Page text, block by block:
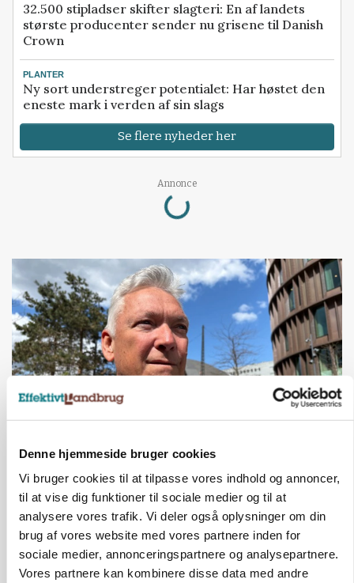
Denne hjemmeside bruger cookies
Vi bruger cookies til at tilpasse vores indhold og annoncer,
til at vise dig funktioner til sociale medier og til at
analysere vores trafik. Vi deler også oplysninger om din
brug af vores website med vores partnere inden for
sociale medier, annonceringspartnere og analysepartnere.
Vores partnere kan kombinere disse data med andre
32.500 stipladser skifter slagteri: En af landets
største producenter sender nu grisene til Danish
Crown
PLANTER
Ny sort understreger potentialet: Har høstet den
eneste mark i verden af sin slags
Se flere nyheder her
Annonce
Loading...
CAP-I-DANMARK
konkurrence- og produktionsvilkår
Annonce